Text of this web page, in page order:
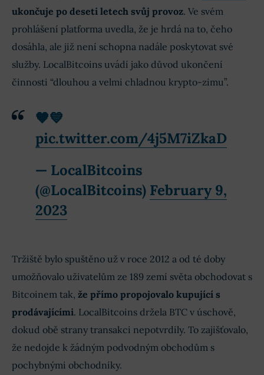
ukončuje po deseti letech svůj provoz. Ve svém
prohlášení platforma uvedla, že je hrdá na to, čeho
dosáhla, ale již není schopna nadále poskytovat své
služby. LocalBitcoins uvádí jako důvod ukončení
činnosti “dlouhou a velmi chladnou krypto-zimu”.
🧡💙
pic.twitter.com/4j5M7iZkaD
— LocalBitcoins
(@LocalBitcoins) February 9,
2023
Tržiště bylo spuštěno už v roce 2012 a od té doby
umožňovalo uživatelům ze 189 zemí světa obchodovat s
Bitcoinem tak, že přímo propojovalo kupující s
prodávajícími. LocalBitcoins držela BTC v úschově,
dokud obě strany transakci nepotvrdily. To zajišťovalo,
že nedojde k žádným podvodným obchodům s
pochybnými obchodníky.